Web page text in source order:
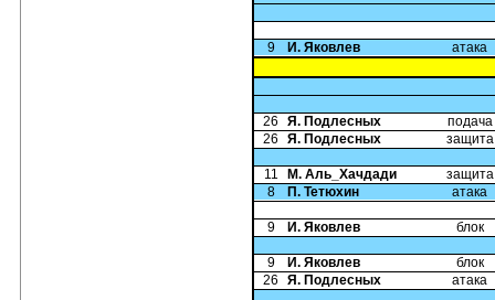
9 И. Яковлев атака
26 Я. Подлесных
подача
26
Я. Подлесных защита
11 М. Аль_Хачдади
защита
8
П. Тетюхин атака
9 И. Яковлев блок
9 И. Яковлев
блок
26
Я. Подлесных атака